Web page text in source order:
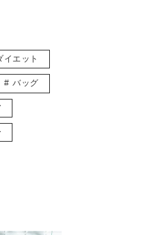
イエット
バッグ